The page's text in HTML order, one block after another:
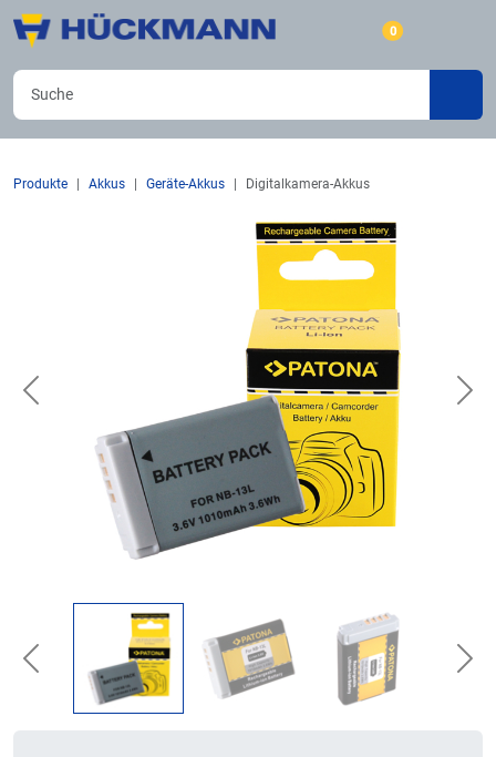
0
Produkte Akkus Geräte-Akkus Digitalkamera-Akkus
Previous
Previous